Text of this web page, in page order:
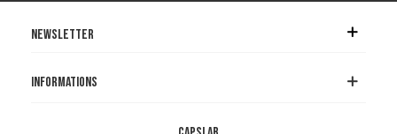
Newsletter
Informations